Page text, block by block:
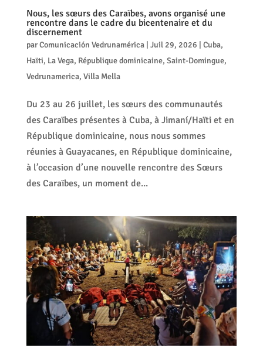
Nous, les sœurs des Caraïbes, avons organisé une
rencontre dans le cadre du bicentenaire et du
discernement
parComunicación Vedrunamérica| Juil 29, 2026 Cuba,
Haïti, La Vega, République dominicaine, Saint-Domingue,
Vedrunamerica, Villa Mella
Du 23 au 26 juillet, les sœurs des communautés
des Caraïbes présentes à Cuba, à Jimaní/Haïti et en
République dominicaine, nous nous sommes
réunies à Guayacanes, en République dominicaine,
à l’occasion d’une nouvelle rencontre des Sœurs
des Caraïbes, un moment de...